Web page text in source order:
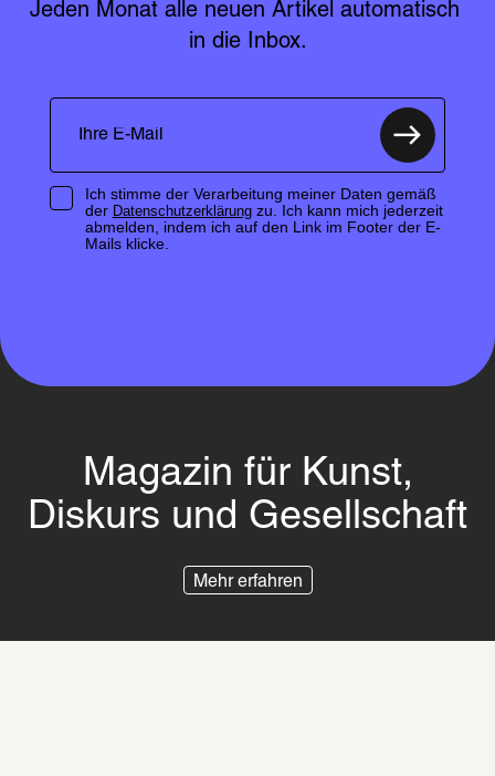
Jeden Monat alle neuen Artikel automatisch
in die Inbox.
Ich stimme der Verarbeitung meiner Daten gemäß
der Datenschutzerklärungzu. Ich kann mich jederzeit
abmelden, indem ich auf den Link im Footer der E-
Mails klicke.
Magazin für Kunst,
Diskurs und Gesellschaft
Mehr erfahren